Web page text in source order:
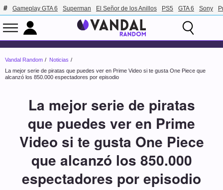
Gameplay GTA 6 Superman El Señor de los Anillos PS5 GTA 6 Sony
Vandal Random
Noticias
La mejor serie de piratas que puedes ver en Prime Video si te gusta One Piece que
alcanzó los 850.000 espectadores por episodio
La mejor serie de piratas
que puedes ver en Prime
Video si te gusta One Piece
que alcanzó los 850.000
espectadores por episodio